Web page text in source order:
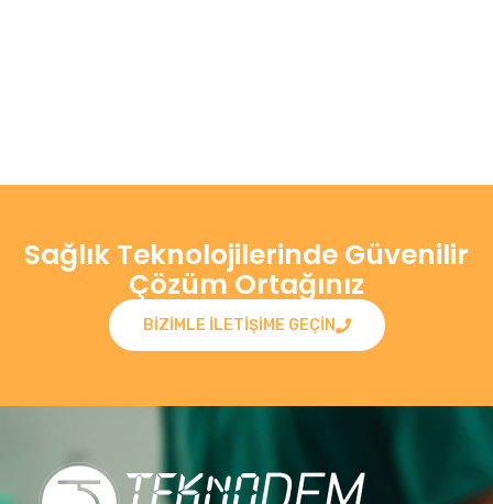
Sağlık Teknolojilerinde Güvenilir
Çözüm Ortağınız
BIZIMLE ILETIŞIME GEÇIN